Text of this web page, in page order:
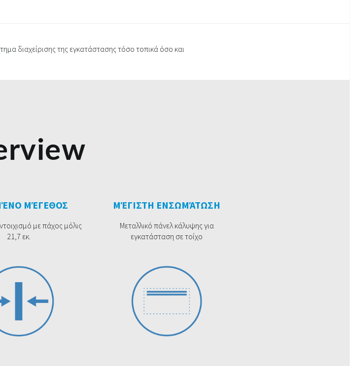
διαχείρισης της εγκατάστασης τόσο τοπικά όσο και
ΜΈΓΕΘΟΣ
με πάχος μόλις
21,7 εκ.
ΜΈΓΙΣΤΗ ΕΝΣΩΜΆΤΩΣΗ
Μεταλλικό πάνελ κάλυψης για
εγκατάσταση σε τοίχο